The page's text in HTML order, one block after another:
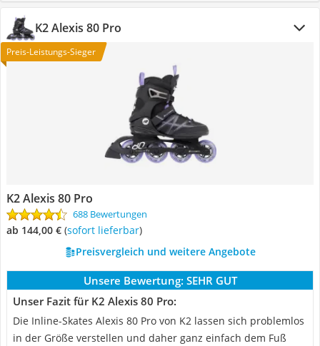
K2 Alexis 80 Pro
Preis-Leistungs-Sieger
K2 Alexis 80 Pro
688 Bewertungen
ab 144,00 € ( Sofort lieferbar)
Preisvergleich und weitere Angebote
Unsere Bewertung: SEHR GUT
Unser Fazit für K2 Alexis 80 Pro:
Die Inline-Skates Alexis 80 Pro von K2 lassen sich problemlos
in der Größe verstellen und daher ganz einfach dem Fuß